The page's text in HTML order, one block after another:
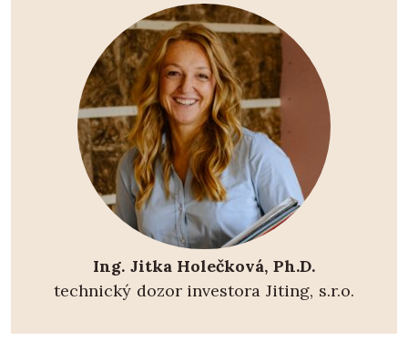
Ing. Jitka Holečková, Ph.D.
technický dozor investora Jiting, s.r.o.